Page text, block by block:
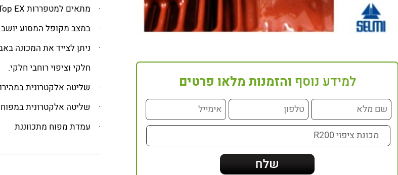
· מתאים למטפררות Plus EX, Futura EX, Top EX
· במצב מקופל המסוע יושב
· ניתן לצייד את המכונה
חלקי וציפוי רוחבי חלקי.
· שליטה אלקטרונית
· שליטה אלקטרונית במפוח
· עמדת מפוח מתכווננת
למידע נוסף והזמנות מלאו פרטים